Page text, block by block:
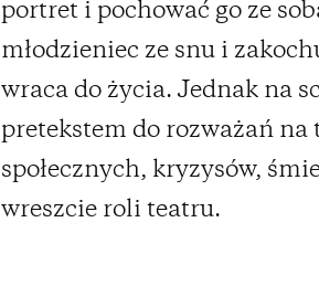
portret i pochować go ze
młodzieniec ze snu i
wraca do życia. Jednak na
pretekstem do rozważań
społecznych, kryzysów,
wreszcie roli teatru.